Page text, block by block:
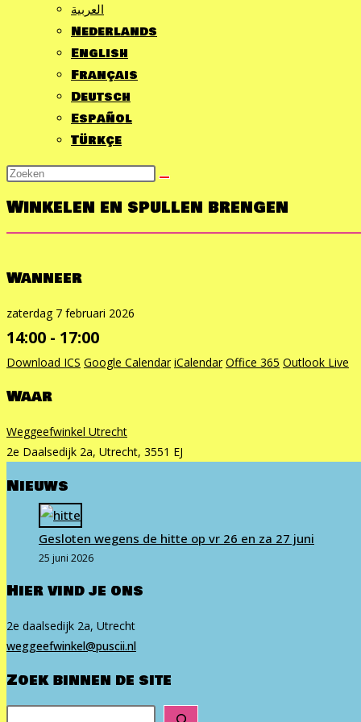
العربية
Nederlands
English
Français
Deutsch
Español
Türkçe
Zoek
deze
site
Winkelen en spullen brengen
Wanneer
zaterdag 7 februari 2026
14:00 - 17:00
Download ICS Google Calendar iCalendar Office 365 Outlook Live
Waar
Weggeefwinkel Utrecht
2e Daalsedijk 2a, Utrecht, 3551 EJ
Nieuws
Gesloten wegens de hitte op vr 26 en za 27 juni
25 juni 2026
Hier vind je ons
2e daalsedijk 2a, Utrecht
weg​geef​win​kel​@puscii​.nl
Zoek binnen de site